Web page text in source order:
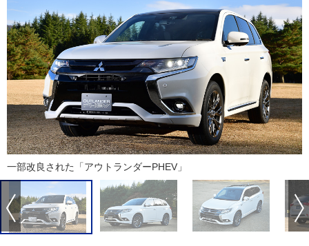
一部改良された「アウトランダーPHEV」